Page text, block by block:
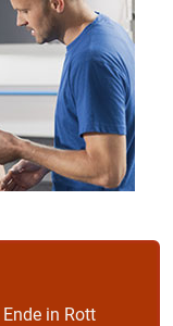
in Rott